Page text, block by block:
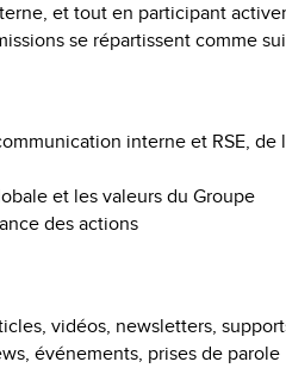
et tout en participant
se répartissent comme
interne et RSE, de
et les valeurs du Groupe
des actions
vidéos, newsletters,
événements, prises de